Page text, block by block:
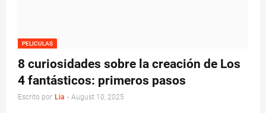
PELICULAS
8 curiosidades sobre la creación de Los
4 fantásticos: primeros pasos
Escrito por Lia - August 10, 2025